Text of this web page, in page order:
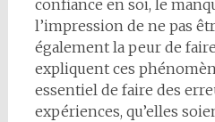
confiance en soi, le
l’impression de ne pas
également la peur de
expliquent ces
essentiel de faire des
expériences, qu’elles